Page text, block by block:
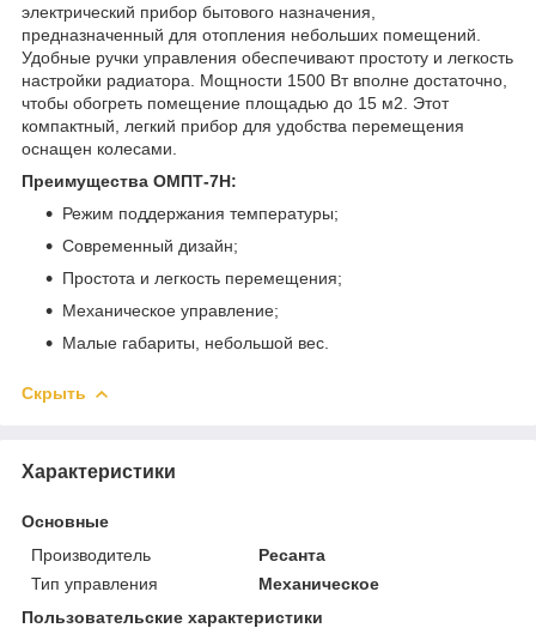
электрический прибор бытового назначения,
предназначенный для отопления небольших помещений.
Удобные ручки управления обеспечивают простоту и легкость
настройки радиатора. Мощности 1500 Вт вполне достаточно,
чтобы обогреть помещение площадью до 15 м2. Этот
компактный, легкий прибор для удобства перемещения
оснащен колесами.
Преимущества ОМПТ-7Н:
Режим поддержания температуры;
Современный дизайн;
Простота и легкость перемещения;
Механическое управление;
Малые габариты, небольшой вес.
Скрыть
Характеристики
Основные
Производитель
Ресанта
Тип управления
Механическое
Пользовательские характеристики